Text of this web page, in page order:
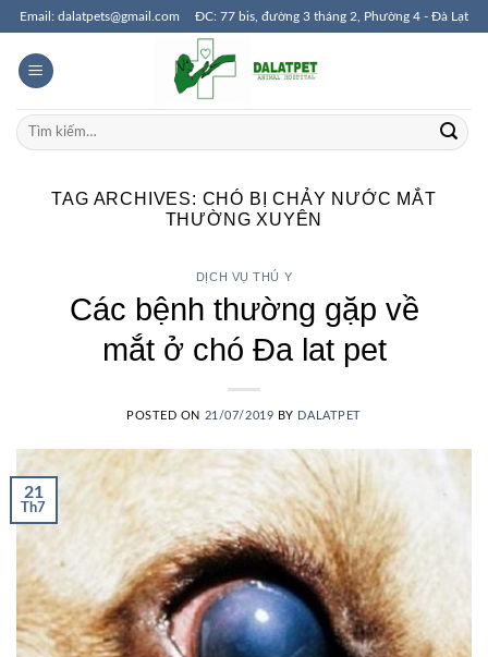
Skip
content
Email: dalatpets@gmail.com ĐC: 77 bis, đường 3 tháng 2, Phường 4 - Đà Lạt
Tìm
kiếm:
TAG ARCHIVES: CHÓ BỊ CHẢY NƯỚC MẮT
THƯỜNG XUYÊN
DỊCH VỤ THÚ Y
Các bệnh thường gặp về
mắt ở chó Đa lat pet
POSTED ON 21/07/2019 BY DALATPET
21
Th7